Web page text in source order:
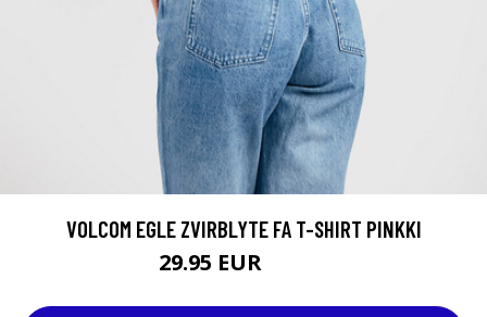
VOLCOM EGLE ZVIRBLYTE FA T-SHIRT PINKKI
29.95 EUR